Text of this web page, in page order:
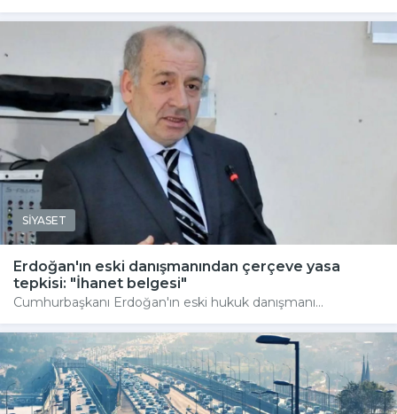
SİYASET
Erdoğan'ın eski danışmanından çerçeve yasa
tepkisi: "İhanet belgesi"
Cumhurbaşkanı Erdoğan'ın eski hukuk danışmanı...